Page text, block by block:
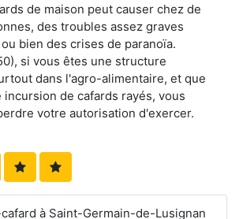
de maison peut causer chez de
des troubles assez graves
bien des crises de paranoïa.
si vous êtes une structure
dans l'agro-alimentaire, et que
de cafards rayés, vous
votre autorisation d'exercer.
à Saint-Germain-de-Lusignan